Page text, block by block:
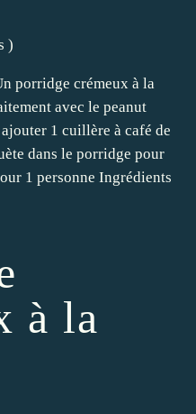
)
porridge crémeux à la
avec le peanut
1 cuillère à café de
dans le porridge pour
1 personne Ingrédients
à la